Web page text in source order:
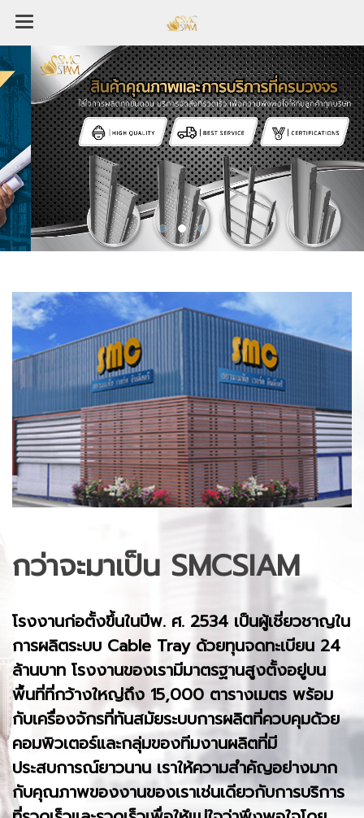
กว่าจะมาเป็น SMCSIAM
โรงงานก่อตั้งขึ้นในปีพ. ศ. 2534 เป็นผู้เชี่ยวชาญใน
การผลิตระบบ Cable Tray ด้วยทุนจดทะเบียน 24
ล้านบาท โรงงานของเรามีมาตรฐานสูงตั้งอยู่บน
พื้นที่ที่กว้างใหญ่ถึง 15,000 ตารางเมตร พร้อม
กับเครื่องจักรที่ทันสมัยระบบการผลิตที่ควบคุมด้วย
คอมพิวเตอร์และกลุ่มของทีมงานผลิตที่มี
ประสบการณ์ยาวนาน เราให้ความสำคัญอย่างมาก
กับคุณภาพของงานของเราเช่นเดียวกับการบริการ